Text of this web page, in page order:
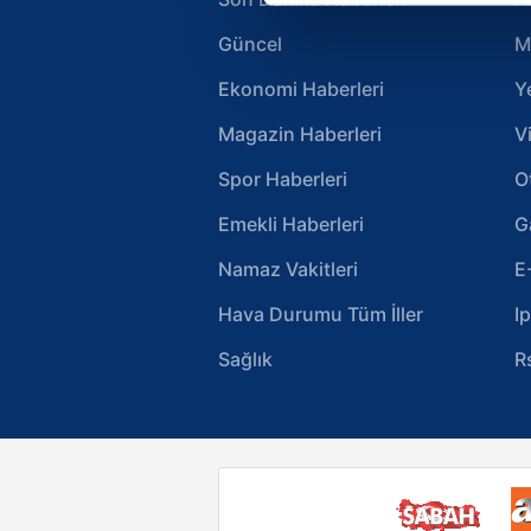
Sizlere daha iyi bir hizmet
çerezler vasıtasıyla çeşitli
amacıyla kullanılmaktadır.
reklam/pazarlama faaliyetlerinin
Çerezlere ilişkin tercihlerinizi
butonuna tıklayabilir,
Çerez
6698 sayılı Kişisel Verilerin
mevzuata uygun olarak
Güncel
Ekonomi Haberleri
Magazin Haberleri
Spor Haberleri
Emekli Haberleri
Namaz Vakitleri
Hava Durumu Tüm İller
Sağlık